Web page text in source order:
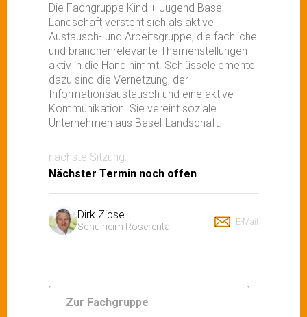
Die Fachgruppe Kind + Jugend Basel-
Landschaft versteht sich als aktive
Austausch- und Arbeitsgruppe, die fachliche
und branchenrelevante Themenstellungen
aktiv in die Hand nimmt. Schlüsselelemente
dazu sind die Vernetzung, der
Informationsaustausch und eine aktive
Kommunikation. Sie vereint soziale
Unternehmen aus Basel-Landschaft.
nächste Sitzung:
Nächster Termin noch offen
Dirk Zipse
Schulheim Röserental E-Mail
Zur Fachgruppe